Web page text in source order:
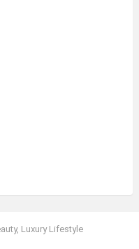
Luxury Lifestyle